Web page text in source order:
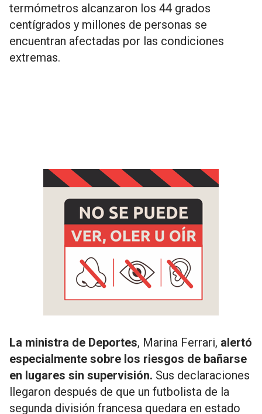
termómetros alcanzaron los 44 grados
centígrados y millones de personas se
encuentran afectadas por las condiciones
extremas.
La ministra de Deportes, Marina Ferrari, alertó
especialmente sobre los riesgos de bañarse
en lugares sin supervisión. Sus declaraciones
llegaron después de que un futbolista de la
segunda división francesa quedara en estado